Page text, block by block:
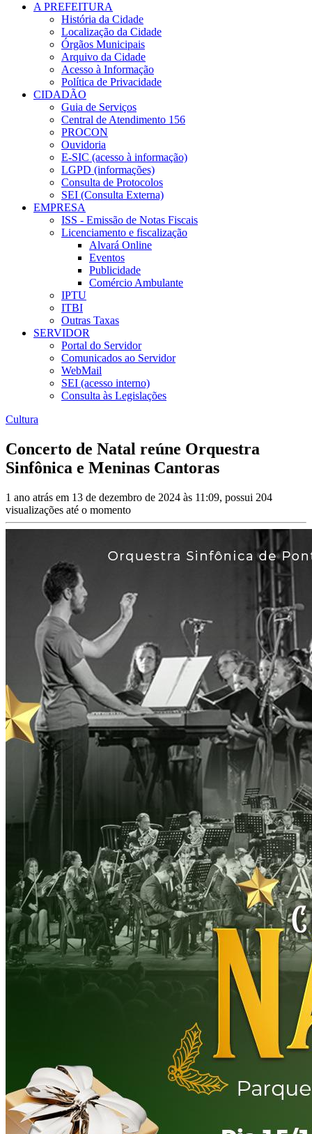
A PREFEITURA
História da Cidade
Localização da Cidade
Órgãos Municipais
Arquivo da Cidade
Acesso à Informação
Política de Privacidade
CIDADÃO
Guia de Serviços
Central de Atendimento 156
PROCON
Ouvidoria
E-SIC (acesso à informação)
LGPD (informações)
Consulta de Protocolos
SEI (Consulta Externa)
EMPRESA
ISS - Emissão de Notas Fiscais
Licenciamento e fiscalização
Alvará Online
Eventos
Publicidade
Comércio Ambulante
IPTU
ITBI
Outras Taxas
SERVIDOR
Portal do Servidor
Comunicados ao Servidor
WebMail
SEI (acesso interno)
Consulta às Legislações
Cultura
Concerto de Natal reúne Orquestra
Sinfônica e Meninas Cantoras
1 ano atrás em 13 de dezembro de 2024 às 11:09, possui 204
visualizações até o momento